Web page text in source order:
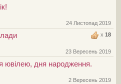
24 Листопад 2019
x 18
23 Вересень 2019
ювілею, дня народження.
2 Вересень 2019